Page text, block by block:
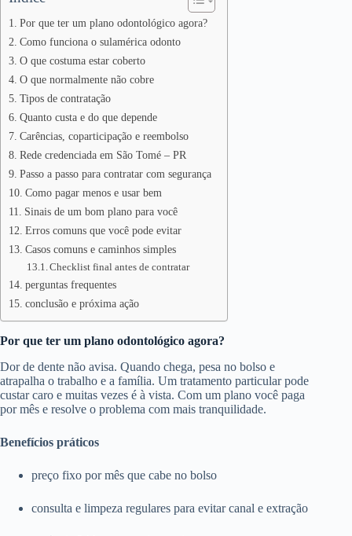
Por que ter um plano odontológico agora?
Como funciona o sulamérica odonto
O que costuma estar coberto
O que normalmente não cobre
Tipos de contratação
Quanto custa e do que depende
Carências, coparticipação e reembolso
Rede credenciada em São Tomé – PR
Passo a passo para contratar com segurança
Como pagar menos e usar bem
Sinais de um bom plano para você
Erros comuns que você pode evitar
Casos comuns e caminhos simples
Checklist final antes de contratar
perguntas frequentes
conclusão e próxima ação
Por que ter um plano odontológico agora?
Dor de dente não avisa. Quando chega, pesa no bolso e
atrapalha o trabalho e a família. Um tratamento particular pode
custar caro e muitas vezes é à vista. Com um plano você paga
por mês e resolve o problema com mais tranquilidade.
Benefícios práticos
preço fixo por mês que cabe no bolso
consulta e limpeza regulares para evitar canal e extração